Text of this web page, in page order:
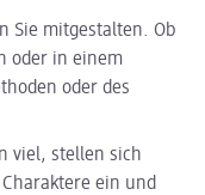
Sie mitgestalten. Ob
oder in einem
oder des
viel, stellen sich
ein und